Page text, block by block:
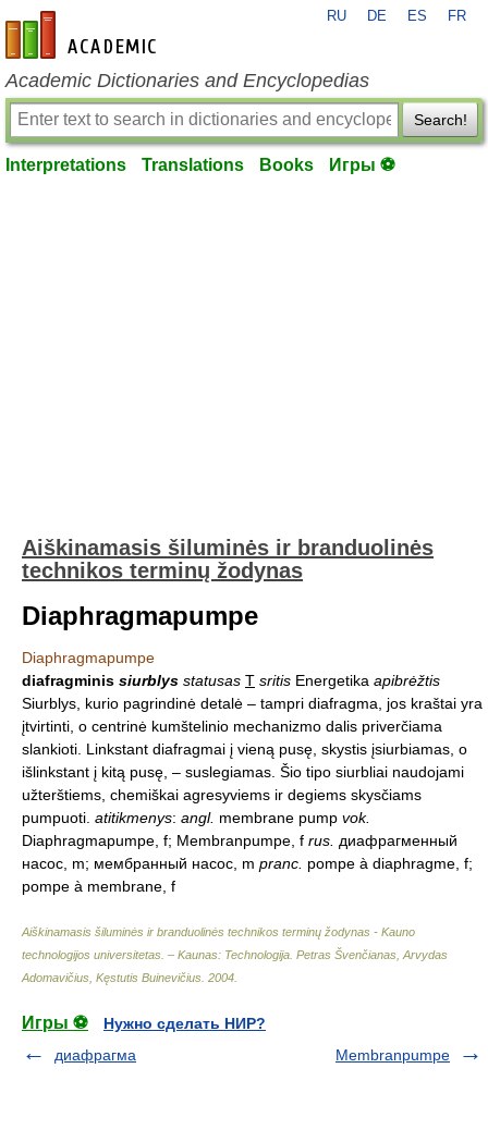
en-academic.com
RU DE ES FR
Academic Dictionaries and Encyclopedias
Search!
Interpretations Translations Books Игры ⚽
Aiškinamasis šiluminės ir branduolinės
technikos terminų žodynas
Diaphragmapumpe
Diaphragmapumpe
diafragminis siurblys statusas T sritis Energetika apibrėžtis
Siurblys, kurio pagrindinė detalė – tampri diafragma, jos kraštai yra
įtvirtinti, o centrinė kumštelinio mechanizmo dalis priverčiama
slankioti. Linkstant diafragmai į vieną pusę, skystis įsiurbiamas, o
išlinkstant į kitą pusę, – suslegiamas. Šio tipo siurbliai naudojami
užterštiems, chemiškai agresyviems ir degiems skysčiams
pumpuoti. atitikmenys: angl. membrane pump vok.
Diaphragmapumpe, f; Membranpumpe, f rus. диафрагменный
насос, m; мембранный насос, m pranc. pompe à diaphragme, f;
pompe à membrane, f
Aiškinamasis šiluminės ir branduolinės technikos terminų žodynas - Kauno
technologijos universitetas. – Kaunas: Technologija Petras Švenčianas, Arvydas
Adomavičius, Kęstutis Buinevičius 2004
Игры ⚽
Нужно сделать НИР?
диафрагма
Membranpumpe